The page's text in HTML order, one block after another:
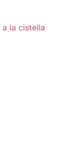
a la cistella